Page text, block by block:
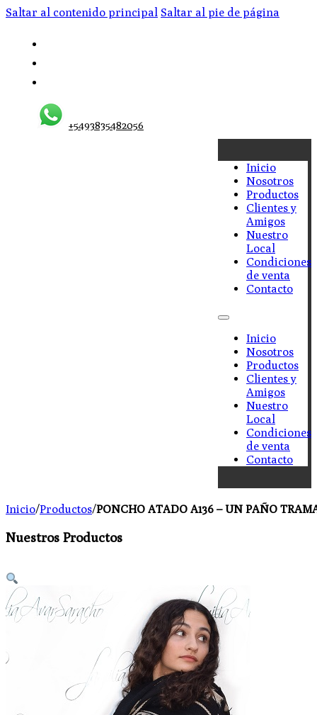
Saltar al contenido principal Saltar al pie de página
+5493835482056
Inicio
Nosotros
Productos
Clientes y
Amigos
Nuestro
Local
Condiciones
de venta
Contacto
Inicio
Nosotros
Productos
Clientes y
Amigos
Nuestro
Local
Condiciones
de venta
Contacto
Inicio/Productos/PONCHO ATADO A136 – UN PAÑO
Nuestros Productos